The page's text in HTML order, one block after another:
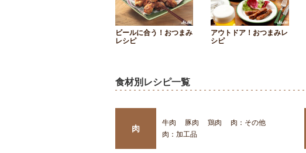
ビールに合う！おつまみ
レシピ
アウトドア！おつまみレ
シピ
食材別レシピ一覧
肉
牛肉 豚肉 鶏肉
肉：その他
肉：加工品